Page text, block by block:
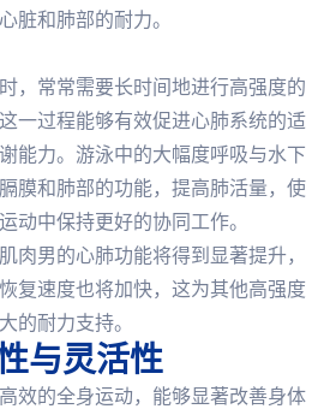
脏和肺部的耐力。
，常常需要长时间地进行高强度的
一过程能够有效促进心肺系统的适
能力。游泳中的大幅度呼吸与水下
膜和肺部的功能，提高肺活量，使
动中保持更好的协同工作。
肉男的心肺功能将得到显著提升，
复速度也将加快，这为其他高强度
的耐力支持。
与灵活性
效的全身运动，能够显著改善身体